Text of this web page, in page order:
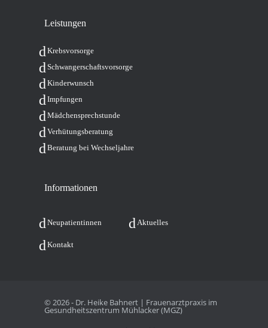
Leis­tun­gen
Krebs­vor­sor­ge
Schwan­ger­schafts­vor­sor­ge
Kin­der­wunsch
Imp­fun­gen
Mäd­chen­sprech­stun­de
Ver­hü­tungs­be­ra­tung
Bera­tung bei Wechseljahre
Infor­ma­tio­nen
Neu­pa­ti­en­tin­nen Aktu­el­les
Kon­takt
© 2026 - Dr. Heike Bahnert | Frauenarztpraxis im
Gesundheitszentrum Mühlacker (MGZ)